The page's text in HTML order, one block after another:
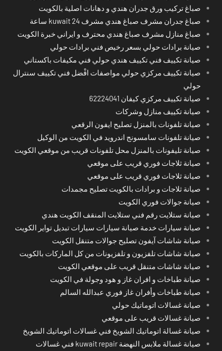
صباغ تركيب ورق جدران هندي و دهانات اصلية بالكويت
صباغ جدران مشرف صباغ هندي مشرف kuwait 24 ساعة
صباغ منازل مشرف صباغ هندي محترف و ايراني خبرة الكويت
صيانة برادات حولي بسعر رخيص فني برادات حولي
صيانة تكييف فني تكييف هندي حولي فني مكيفات باكستاني
صيانة تكييف مركزي حولي مواصفات افْضل فني تكييف سنترال
حولي
صيانة تكييف مركزي كيفان 62224041
صيانة تكييف منازل وشركات
صيانة تلفونات بالمنزل تصليح ايفون الرقعي
صيانة تلفونات سامسونج اندرويد في الكويت من الوكيل
صيانة تليفونات بالمنزل محل تلفونات قريب من موقعي الكويت
صيانة ثلاجات فوري قريب على موقعي
صيانة ثلاجات فوري قريب على موقعي
صيانة ثلاجات و برادات بالكويت تصليح مجمدات
صيانة جوالات فوري الكويت
صيانة ستلايت رقم فني ستلايت المنقف الكويت هندي
صيانة سيارات خدمة صيانة سيارات سيارات تبديل تواير الكويت
صيانة شاشات آيفون تصليح جوالات متنقل الكويت
صيانة شاشات تلفزيون و تلفزيونات من كل الماركات بالكويت
صيانة شاشات متنقل قريب على موقعي الكويت
صيانة طباخات و افران غاز و هود وجولة في الكويت
صيانة طباخات وأفران غاز فوري عبدالله السالم
صيانة غسالات اتوماتيك حولي
صيانة غسالات قريب على موقعي
صيانة غسالة اتوماتيك الشويخ فني غسالات اتوماتيك الشويخ
صيانة غسالة ملابس النهضة kuwait repair فني غسالات